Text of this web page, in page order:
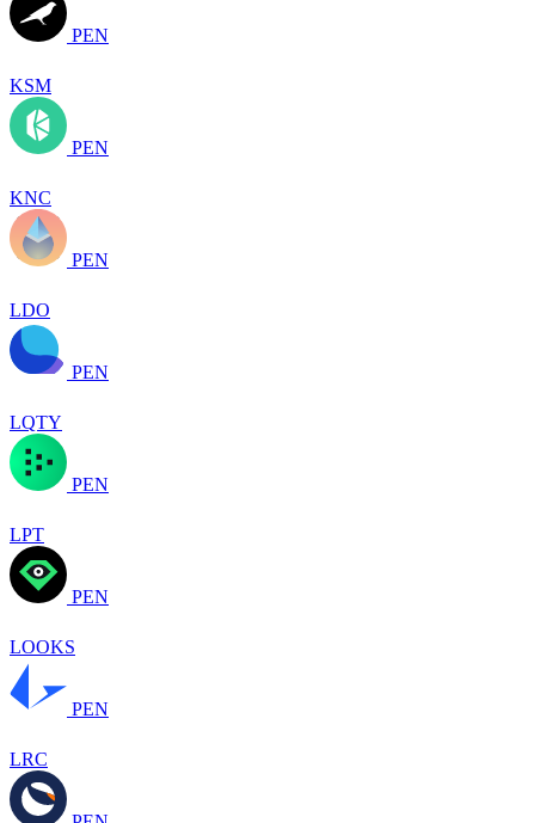
PEN
KSM
PEN
KNC
PEN
LDO
PEN
LQTY
PEN
LPT
PEN
LOOKS
PEN
LRC